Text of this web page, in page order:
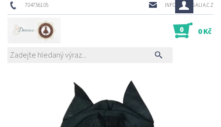
704756105 INFO@DRESSALIA.CZ
0 0 Kč